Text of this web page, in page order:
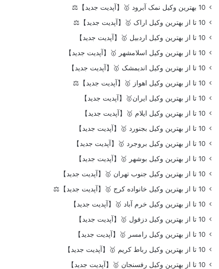
10 بهترین وکیل نمک آبرود 🥇【آپدیت جدید】⚖️
10 تا از بهترین وکیل اراک 🥇【آپدیت جدید】⚖️
10 تا از بهترین وکیل اردبیل 🥇【آپدیت جدید】
10 تا از بهترین وکیل اسلامشهر 🥇【آپدیت جدید】
10 تا از بهترین وکیل اندیمشک 🥇【آپدیت جدید】
10 تا از بهترین وکیل اهواز 🥇【آپدیت جدید】⚖️
10 تا از بهترین وکیل ایران🥇【آپدیت جدید】
10 تا از بهترین وکیل ایلام 🥇【آپدیت جدید】
10 تا از بهترین وکیل بجنورد 🥇【آپدیت جدید】
10 تا از بهترین وکیل بروجرد 🥇【آپدیت جدید】
10 تا از بهترین وکیل بوشهر 🥇【آپدیت جدید】
10 تا از بهترین وکیل جنوب تهران 🥇【آپدیت جدید】
10 تا از بهترین وکیل خانواده کرج 🥇【آپدیت جدید】⚖️
10 تا از بهترین وکیل خرم آباد 🥇【آپدیت جدید】
10 تا از بهترین وکیل دزفول 🥇【آپدیت جدید】
10 تا از بهترین وکیل رامسر 🥇【آپدیت جدید】
10 تا از بهترین وکیل رباط کریم 🥇【آپدیت جدید】
10 تا از بهترین وکیل رفسنجان 🥇【آپدیت جدید】